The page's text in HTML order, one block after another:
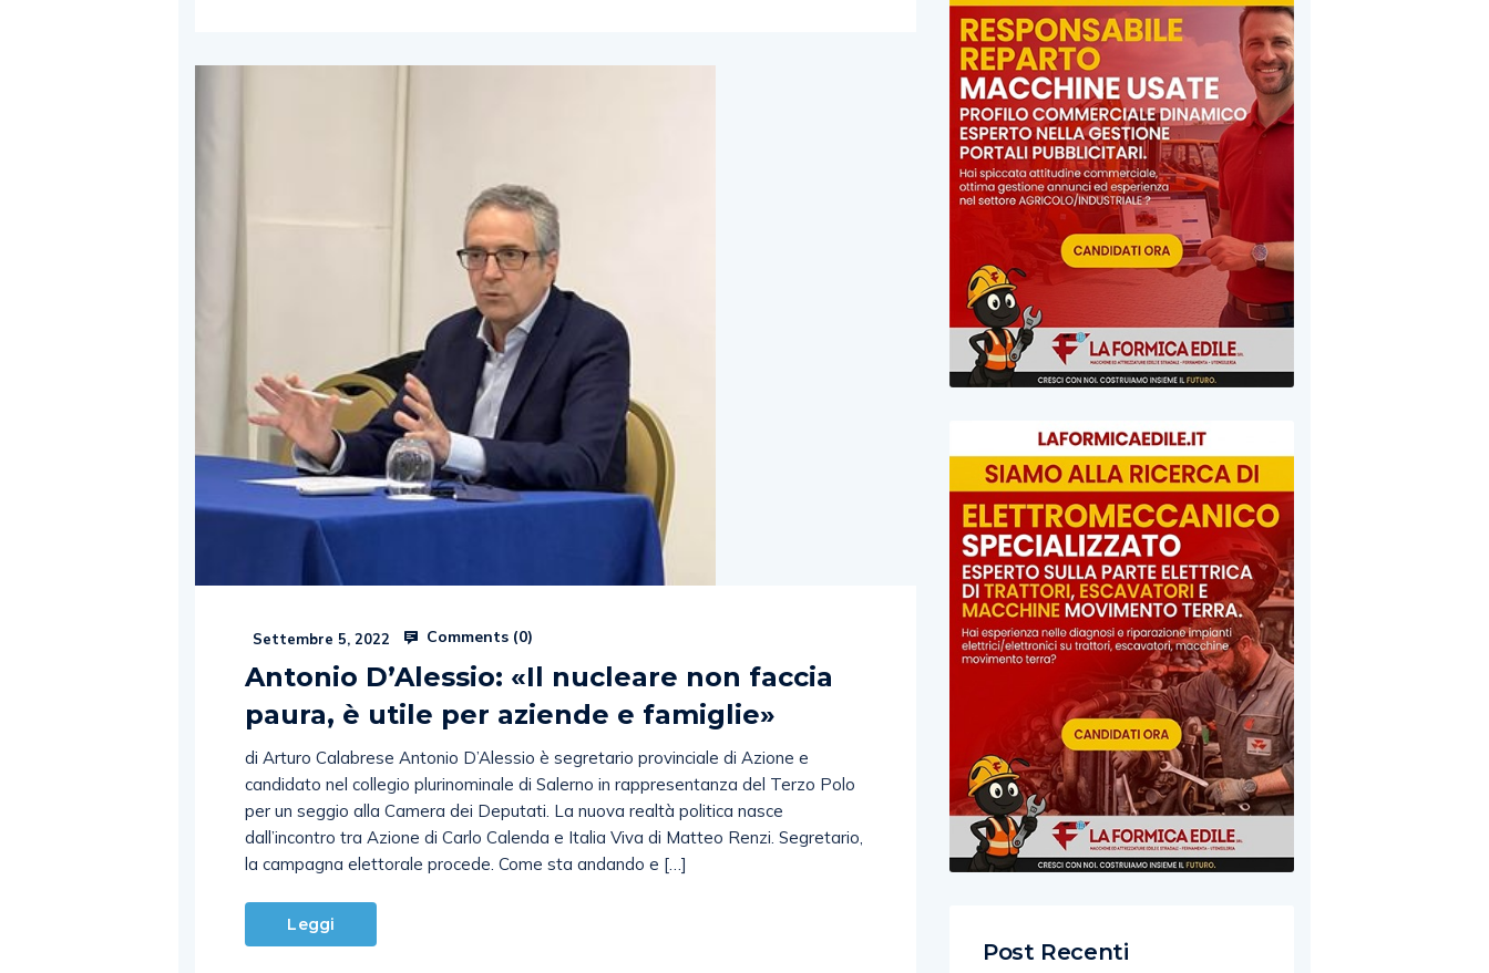
Settembre 5, 2022 Comments (0)
Antonio D’Alessio: «Il nucleare non faccia
paura, è utile per aziende e famiglie»
di Arturo Calabrese Antonio D’Alessio è segretario provinciale di Azione e
candidato nel collegio plurinominale di Salerno in rappresentanza del Terzo Polo
per un seggio alla Camera dei Deputati. La nuova realtà politica nasce
dall’incontro tra Azione di Carlo Calenda e Italia Viva di Matteo Renzi. Segretario,
la campagna elettorale procede. Come sta andando e […]
Leggi
Post Recenti